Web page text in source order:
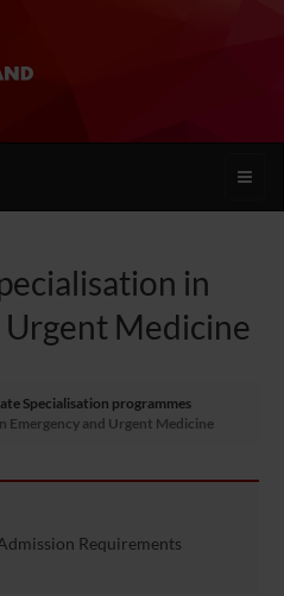
Toggle
in
Urgent Medicine
Specialisation programmes
Emergency and Urgent Medicine
Requirements